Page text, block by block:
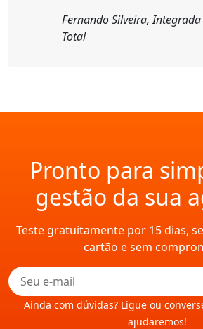
Fernando Silveira,
Total
Pronto para
gestão da sua
Teste gratuitamente por 15 dias,
cartão e sem
Ainda com dúvidas? Ligue ou
ajudaremos!